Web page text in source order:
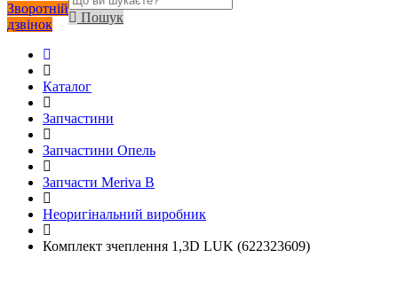
Зворотній
дзвінок
Пошук
Каталог
Запчастини
Запчастини Опель
Запчасти Meriva B
Неоригінальний виробник
Комплект зчеплення 1,3D LUK (622323609)